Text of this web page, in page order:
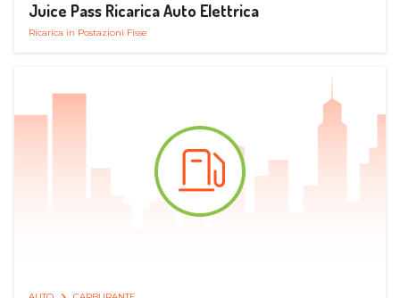
Juice Pass Ricarica Auto Elettrica
Ricarica in Postazioni Fisse